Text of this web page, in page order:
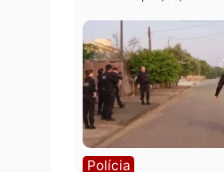
Polícia
2 MILHÕES –
documentos que
transparência e
operação alvo da PF